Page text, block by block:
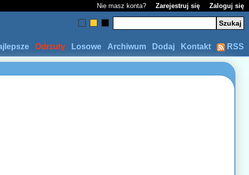
Nie masz konta? Zarejestruj się Zaloguj się
RSS
Kontakt
Dodaj
Archiwum
Losowe
Odrzuty